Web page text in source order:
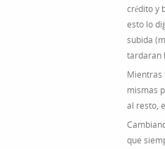
crédito y
esto lo
subida
tardaran
Mientras
mismas
al resto,
que